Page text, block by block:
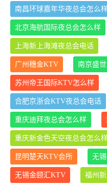
南昌环球嘉年华夜总会怎么
北京海航国际夜总会怎么样
上海新上海滩夜总会电话
广州穗金KTV 南京盛
苏州帝王国际KTV怎么样
合肥京浙会KTV夜总会电话
重庆迪拜夜总会怎么样
重庆新金色天空夜总会怎么
昆明楚天KTV会所 无
无锡金颐汇KTV 福州